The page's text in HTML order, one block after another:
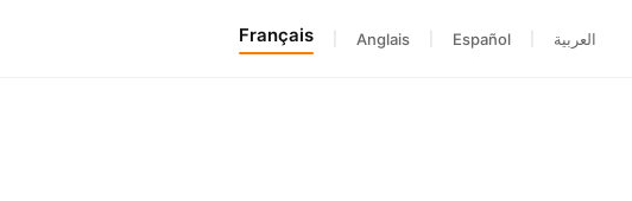
Français Anglais Español العربية